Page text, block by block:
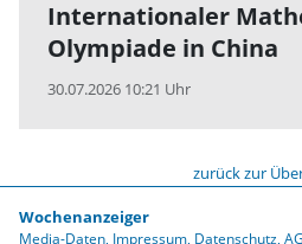
Internationaler
Olympiade in China
30.07.2026 10:21 Uhr
zurück zur
Wochenanzeiger
Media-Daten Impressum Datenschutz